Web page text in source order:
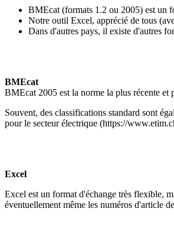
BMEcat (formats 1.2 ou 2005) est un
Notre outil Excel, apprécié de tous
Dans d'autres pays, il existe d'autres
BMEcat
BMEcat 2005 est la norme la plus récente et
Souvent, des classifications standard sont
pour le secteur électrique (https://
Excel
Excel est un format d'échange très flexible,
éventuellement même les numéros d'article